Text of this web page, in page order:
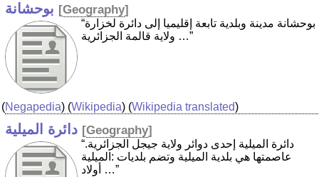
بوحشانة [Geography]
“بوحشانة مدينة وبلدية تابعة إقليميا إلى دائرة لخزارة
ولاية قالمة الجزائرية …”
(Negapedia) (Wikipedia) (Wikipedia translated)
دائرة الميلية [Geography]
“دائرة الميلية إحدى دوائر ولاية جيجل الجزائرية.
عاصمتها هي بلدية الميلية وتضم بلديات :الميلية
أولاد …”